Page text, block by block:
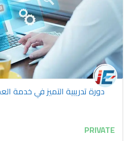
دورة تدريبية التميز في خدمة
PRIVATE